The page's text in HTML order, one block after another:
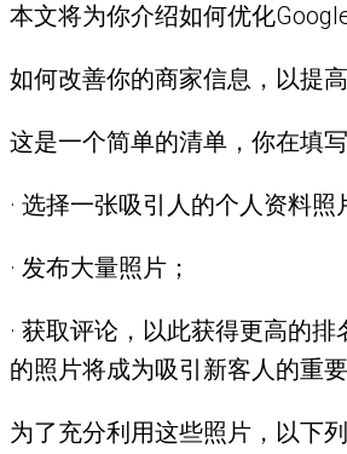
本文将为你介绍如何优化
如何改善你的商家信息，以提
这是一个简单的清单，你在填
· 选择一张吸引人的个人资料
· 发布大量照片；
· 获取评论，以此获得更高的
的照片将成为吸引新客人的重
为了充分利用这些照片，以下